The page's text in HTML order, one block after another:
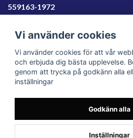
559163-1972
SE559163197201
060-566 800
info@filter.se
Organisationsnummer: 559163-1972
© 2023 Filter.se, All rights reserved.
Vi använder cookies
Vi använder cookies för att vår
och erbjuda dig bästa upplevelse.
genom att trycka på godkänn alla
inställningar
Godkänn alla
Inställningar